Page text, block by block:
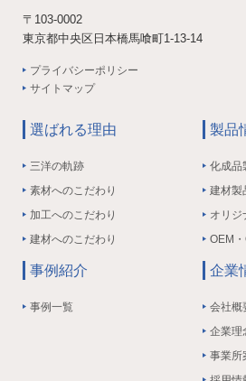
〒103-0002
東京都中央区日本橋馬喰町1-13-14
プライバシーポリシー
サイトマップ
選ばれる理由
三洋の軌跡
素材へのこだわり
加工へのこだわり
建材へのこだわり
製品
化成品
建材製
オリジ
OEM
事例紹介
事例一覧
企業
会社概
企業理
事業所